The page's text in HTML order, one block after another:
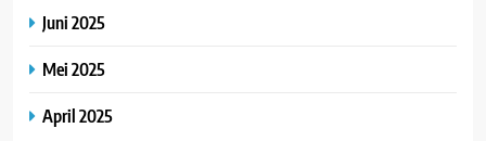
Juni 2025
Mei 2025
April 2025